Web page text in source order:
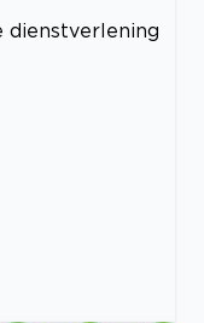
dienstverlening